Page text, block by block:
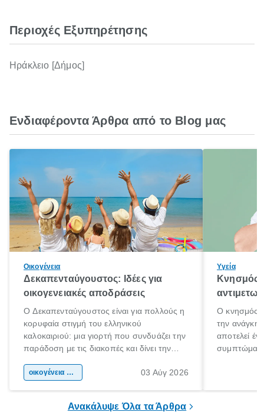
Περιοχές Εξυπηρέτησης
Ηράκλειο [Δήμος]
Ενδιαφέροντα Άρθρα από το Blog μας
Οικογένεια
Δεκαπενταύγουστος: Ιδέες για
οικογενειακές αποδράσεις
Ο Δεκαπενταύγουστος είναι για πολλούς η
κορυφαία στιγμή του ελληνικού
καλοκαιριού: μια γιορτή που συνδυάζει την
παράδοση με τις διακοπές και δίνει την
χώρας. Είτε πρόκειται για λίγες μέρες
οικογένεια & παιδί 03 Αύγ 2026
Υγεία
Κνησμός:
Ο κνησμός
την ανάγκη
αποτελεί
Ανακάλυψε Όλα τα Άρθρα